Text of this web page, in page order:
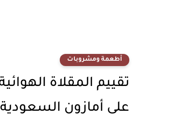
أطعمة ومشروبات
على أمازون السعودية